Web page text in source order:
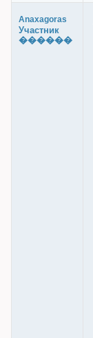
Anaxagoras
Участник
������